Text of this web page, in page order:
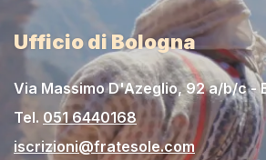
Ufficio di Bologna
Via Massimo D'Azeglio, 92 a/b/c -
Tel. 051 6440168
iscrizioni@fratesole.com